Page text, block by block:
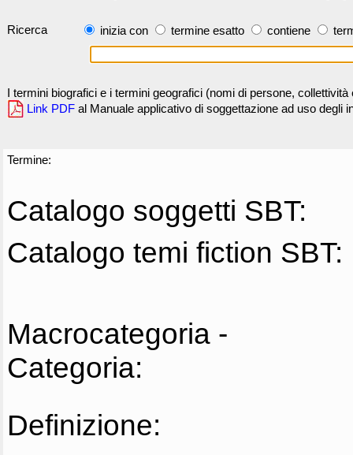
Ricerca inizia con termine esatto contiene
I termini biografici e i termini geografici (nomi di persone,
Link PDF al Manuale applicativo di soggettazione ad uso degli
Termine:
Catalogo soggetti SBT:
Catalogo temi fiction SBT:
Macrocategoria -
Categoria:
Definizione: